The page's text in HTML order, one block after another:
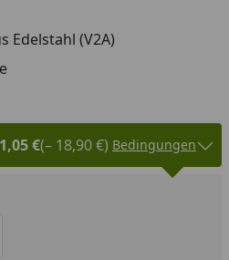
Edelstahl (V2A)
€(– 18,90 €) Bedingungen
verringern
manuell eingeben
um eins erhöhen